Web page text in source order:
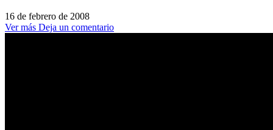
16 de febrero de 2008
Ver más Deja un comentario